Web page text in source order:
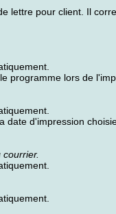
lettre pour client. Il
programme lors de
date d'impression